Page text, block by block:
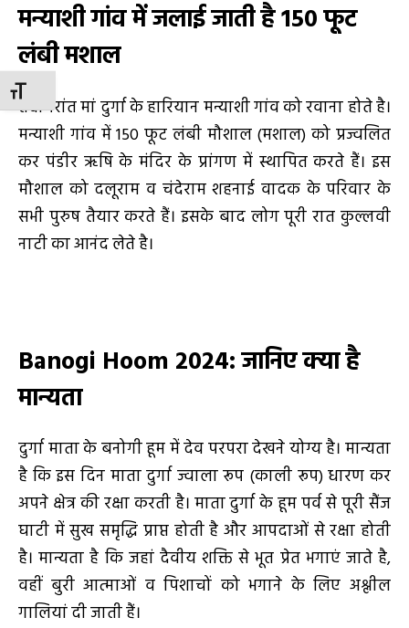
TOGGLE FONT SIZE
मन्याशी गांव में जलाई जाती है 150 फूट
लंबी मशाल
तदोपरांत मां दुर्गा के हारियान मन्याशी गांव को रवाना होते है।
मन्याशी गांव में 150 फूट लंबी मौशाल (मशाल) को प्रज्वलित
कर पंडीर ऋषि के मंदिर के प्रांगण में स्थापित करते हैं। इस
मौशाल को दलूराम व चंदेराम शहनाई वादक के परिवार के
सभी पुरुष तैयार करते हैं। इसके बाद लोग पूरी रात कुल्लवी
नाटी का आनंद लेते है।
Banogi Hoom 2024:जानिए क्या है
मान्यता
दुर्गा माता के बनोगी हूम में देव परपरा देखने योग्य है। मान्यता
है कि इस दिन माता दुर्गा ज्वाला रूप (काली रूप) धारण कर
अपने क्षेत्र की रक्षा करती है। माता दुर्गा के हूम पर्व से पूरी सैंज
घाटी में सुख समृद्धि प्राप्त होती है और आपदाओं से रक्षा होती
है। मान्यता है कि जहां दैवीय शक्ति से भूत प्रेत भगाएं जाते है,
वहीं बुरी आत्माओं व पिशाचों को भगाने के लिए अश्लील
गालियां दी जाती हैं।